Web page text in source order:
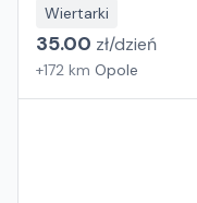
Wiertarki
35.00 zł/dzień
+172 km Opole